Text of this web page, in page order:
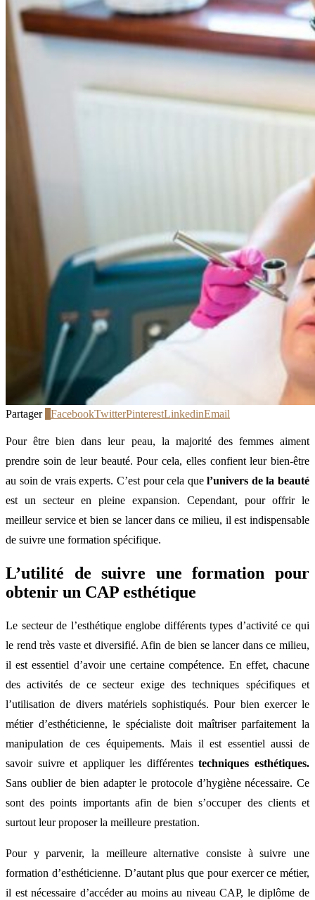
Partager FacebookTwitterPinterestLinkedinEmail
Pour être bien dans leur peau, la majorité des femmes aiment
prendre soin de leur beauté. Pour cela, elles confient leur bien-être
au soin de vrais experts. C’est pour cela quel’univers de la beauté
est un secteur en pleine expansion. Cependant, pour offrir le
meilleur service et bien se lancer dans ce milieu, il est indispensable
de suivre une formation spécifique.
L’utilité de suivre une formation pour
obtenir un CAP esthétique
Le secteur de l’esthétique englobe différents types d’activité ce qui
le rend très vaste et diversifié. Afin de bien se lancer dans ce milieu,
il est essentiel d’avoir une certaine compétence. En effet, chacune
des activités de ce secteur exige des techniques spécifiques et
l’utilisation de divers matériels sophistiqués. Pour bien exercer le
métier d’esthéticienne, le spécialiste doit maîtriser parfaitement la
manipulation de ces équipements. Mais il est essentiel aussi de
savoir suivre et appliquer les différentestechniques esthétiques.
Sans oublier de bien adapter le protocole d’hygiène nécessaire. Ce
sont des points importants afin de bien s’occuper des clients et
surtout leur proposer la meilleure prestation.
Pour y parvenir, la meilleure alternative consiste à suivre une
formation d’esthéticienne. D’autant plus que pour exercer ce métier,
il est nécessaire d’accéder au moins au niveau CAP, le diplôme de